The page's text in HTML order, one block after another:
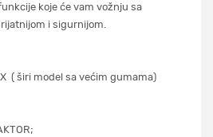
koje će vam vožnju sa
i sigurnijom.
( širi model sa većim gumama)